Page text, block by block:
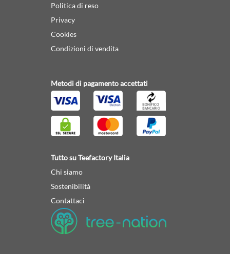
Politica di reso
Privacy
Cookies
Condizioni di vendita
Metodi di pagamento accettati
Tutto su Teefactory Italia
Chi siamo
Sostenibilità
Contattaci